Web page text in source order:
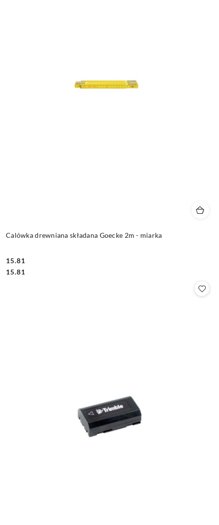
Calówka drewniana składana Goecke 2m - miarka
Cena:
15.81
Cena:
15.81